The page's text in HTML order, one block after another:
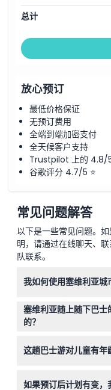
总计
放心预订
最低价格保证
无预订费用
全端到端加密支付
全天候客户支持
Trustpilot 上的 4.8/
谷歌评分 4.7/5 ⭐
常见问题解答
以下是一些常见问题。
明，请通过在线聊天、
队联系。
我如何使用塞维利亚城
您的票从首次使用时
以无限次上下车。只
用。
塞维利亚随上随下巴
的？
次，让您在探索途中
这趟巴士游对儿童有年
中坐在您的腿上。
如果预订后计划有变，